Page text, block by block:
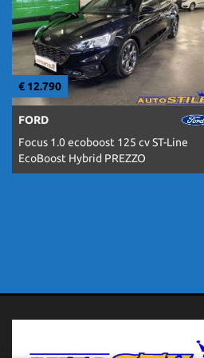
€ 12.790
FORD
Focus 1.0 ecoboost 125 cv ST-Line
EcoBoost Hybrid PREZZO